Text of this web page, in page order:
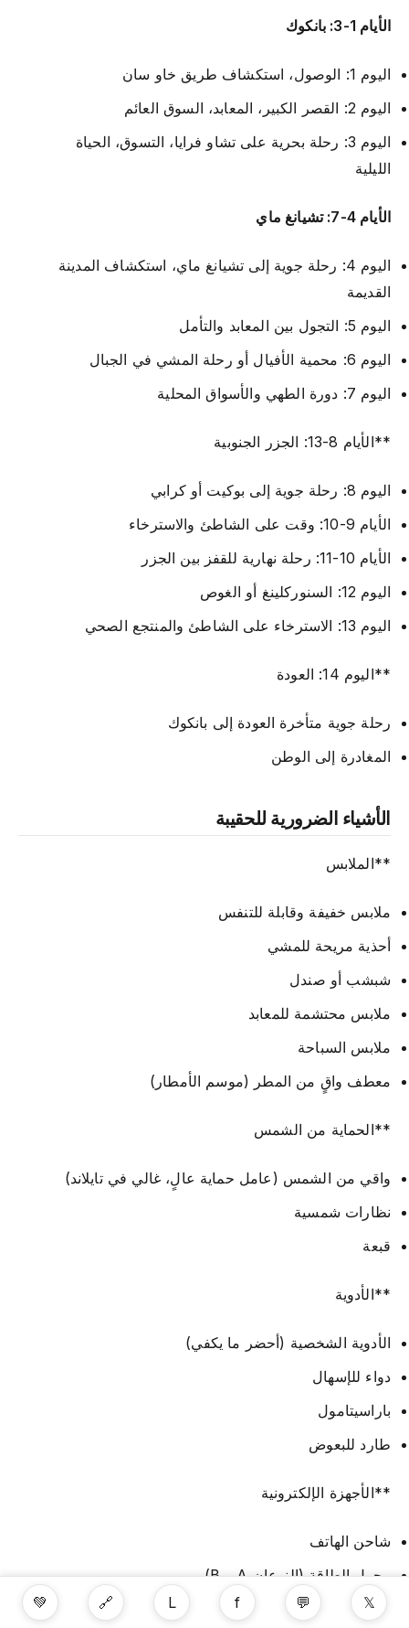
الأيام 1-3: بانكوك
اليوم 1: الوصول، استكشاف طريق خاو سان
اليوم 2: القصر الكبير، المعابد، السوق العائم
اليوم 3: رحلة بحرية على تشاو فرايا، التسوق، الحياة
الليلية
الأيام 4-7: تشيانغ ماي
اليوم 4: رحلة جوية إلى تشيانغ ماي، استكشاف المدينة
القديمة
اليوم 5: التجول بين المعابد والتأمل
اليوم 6: محمية الأفيال أو رحلة المشي في الجبال
اليوم 7: دورة الطهي والأسواق المحلية
**الأيام 8-13: الجزر الجنوبية
اليوم 8: رحلة جوية إلى بوكيت أو كرابي
الأيام 9-10: وقت على الشاطئ والاسترخاء
الأيام 10-11: رحلة نهارية للقفز بين الجزر
اليوم 12: السنوركلينغ أو الغوص
اليوم 13: الاسترخاء على الشاطئ والمنتجع الصحي
**اليوم 14: العودة
رحلة جوية متأخرة العودة إلى بانكوك
المغادرة إلى الوطن
الأشياء الضرورية للحقيبة
**الملابس
ملابس خفيفة وقابلة للتنفس
أحذية مريحة للمشي
شبشب أو صندل
ملابس محتشمة للمعابد
ملابس السباحة
معطف واقٍ من المطر (موسم الأمطار)
**الحماية من الشمس
واقي من الشمس (عامل حماية عالٍ، غالي في تايلاند)
نظارات شمسية
قبعة
**الأدوية
الأدوية الشخصية (أحضر ما يكفي)
دواء للإسهال
باراسيتامول
طارد للبعوض
**الأجهزة الإلكترونية
شاحن الهاتف
محول الطاقة (النوعان A و B)
بنك طاقة خفيف الوزن
𝕏
💬
f
L
🔗
💚